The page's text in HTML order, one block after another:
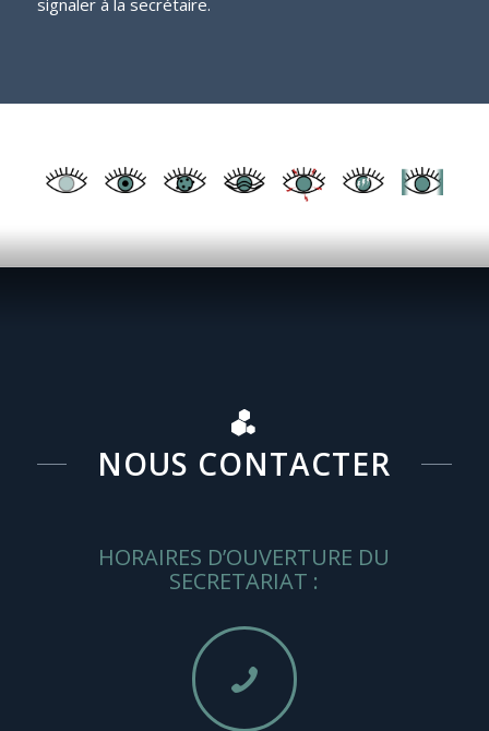
signaler à la secrétaire.
NOUS CONTACTER
HORAIRES D’OUVERTURE DU
SECRETARIAT :